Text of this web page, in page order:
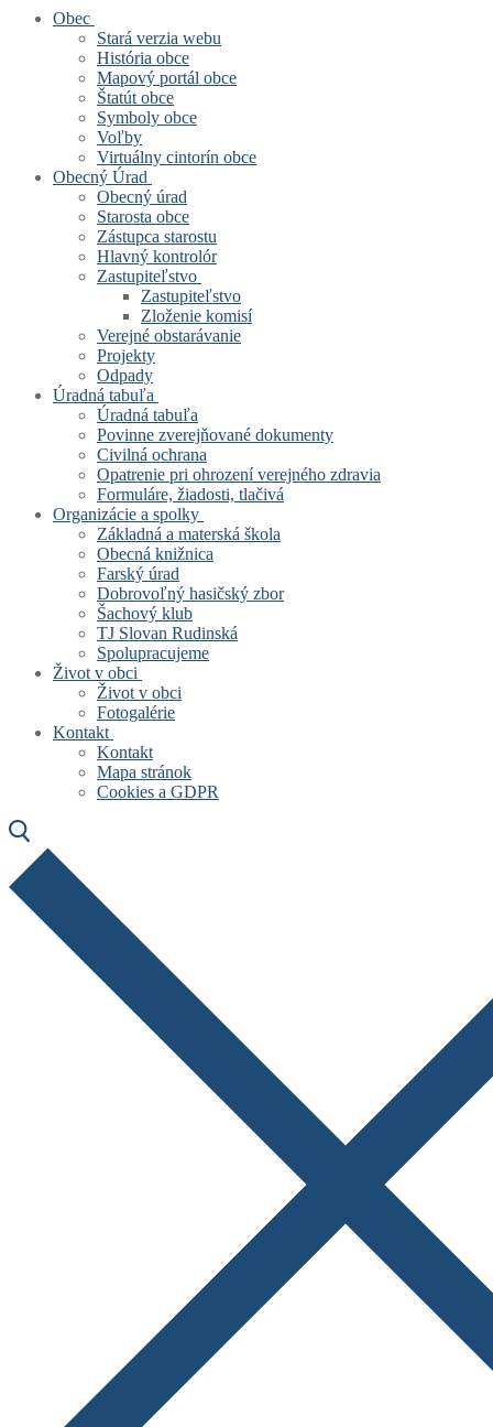
Obec
Stará verzia webu
História obce
Mapový portál obce
Štatút obce
Symboly obce
Voľby
Virtuálny cintorín obce
Obecný Úrad
Obecný úrad
Starosta obce
Zástupca starostu
Hlavný kontrolór
Zastupiteľstvo
Zastupiteľstvo
Zloženie komisí
Verejné obstarávanie
Projekty
Odpady
Úradná tabuľa
Úradná tabuľa
Povinne zverejňované dokumenty
Civilná ochrana
Opatrenie pri ohrození verejného zdravia
Formuláre, žiadosti, tlačivá
Organizácie a spolky
Základná a materská škola
Obecná knižnica
Farský úrad
Dobrovoľný hasičský zbor
Šachový klub
TJ Slovan Rudinská
Spolupracujeme
Život v obci
Život v obci
Fotogalérie
Kontakt
Kontakt
Mapa stránok
Cookies a GDPR